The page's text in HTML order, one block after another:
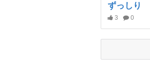
ずっしり
3 0